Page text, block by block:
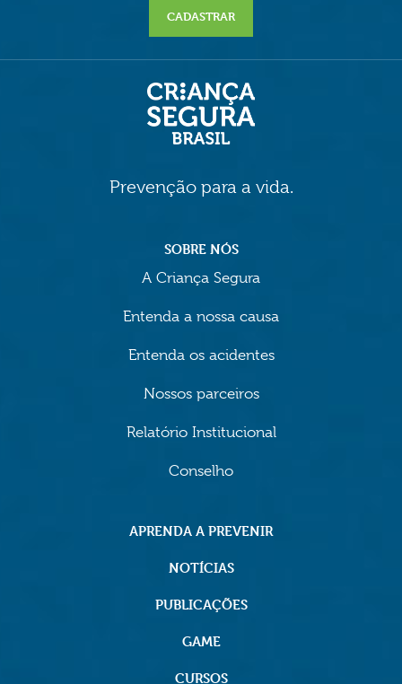
CADASTRAR
Prevenção para a vida.
SOBRE NÓS
A Criança Segura
Entenda a nossa causa
Entenda os acidentes
Nossos parceiros
Relatório Institucional
Conselho
APRENDA A PREVENIR
NOTÍCIAS
PUBLICAÇÕES
GAME
CURSOS